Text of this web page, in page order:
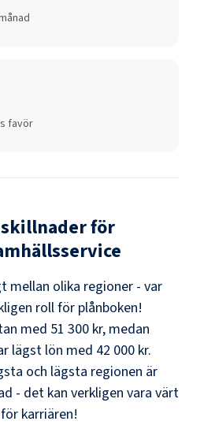
favör
för
mellan olika regioner - var
roll för plånboken!
med 51 300 kr, medan
lägst lön med 42 000 kr.
och lägsta regionen är
- det kan verkligen vara värt
karriären!